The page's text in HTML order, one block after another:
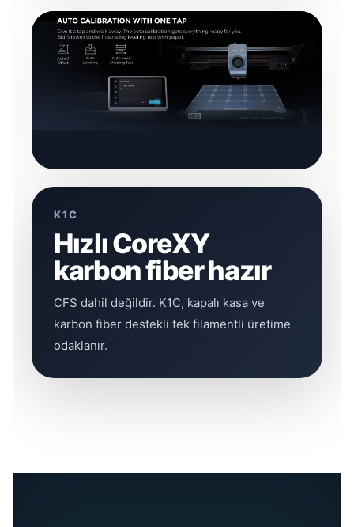
K1C
Hızlı CoreXY
karbon fiber hazır
CFS dahil değildir. K1C, kapalı kasa ve
karbon fiber destekli tek filamentli üretime
odaklanır.